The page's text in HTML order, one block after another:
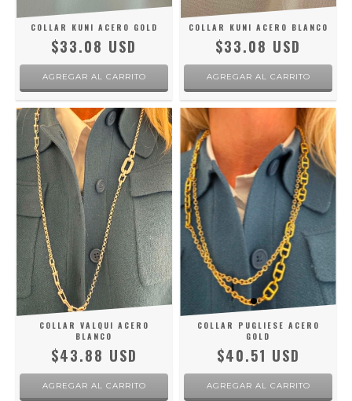
COLLAR KUNI ACERO GOLD
$33.08 USD
COLLAR KUNI ACERO BLANCO
$33.08 USD
COLLAR VALQUI ACERO
BLANCO
$43.88 USD
COLLAR PUGLIESE ACERO
GOLD
$40.51 USD